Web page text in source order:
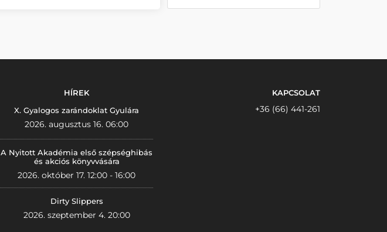
HÍREK
X. Gyalogos zarándoklat Gyulára
2026. augusztus 16. 06:00
A Nyitott Akadémia első szépséghibás
és akciós könyvvására
2026. október 17. 12:00 - 16:00
Dirty Slippers
2026. szeptember 4. 20:00
KAPCSOLAT
+36 (66) 441-261